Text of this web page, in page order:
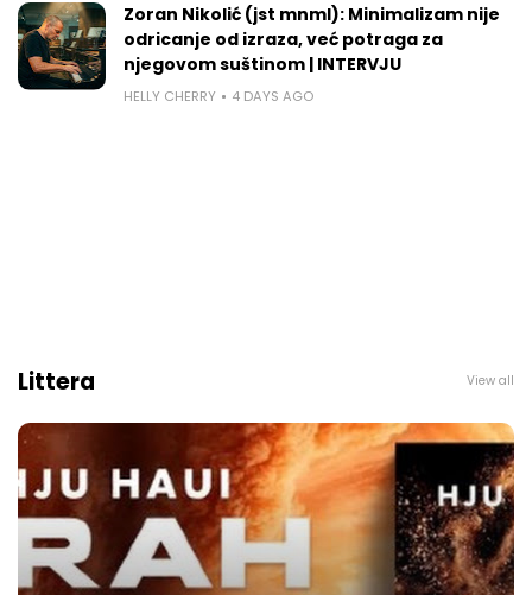
Zoran Nikolić (jst mnml): Minimalizam nije
odricanje od izraza, već potraga za
njegovom suštinom | INTERVJU
HELLY CHERRY 4 DAYS AGO
Littera View all